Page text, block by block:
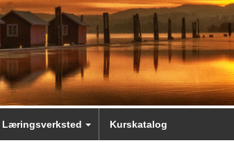
Læringsverksted Kurskatalog